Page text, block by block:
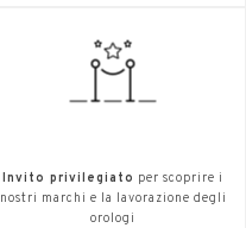
Invito privilegiato per scoprire i
nostri marchi e la lavorazione degli
orologi